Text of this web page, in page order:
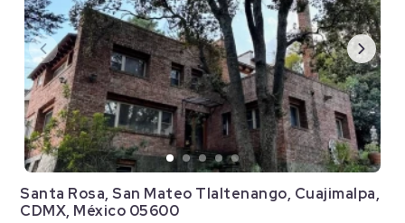
Santa Rosa, San Mateo Tlaltenango, Cuajimalpa,
CDMX, México 05600